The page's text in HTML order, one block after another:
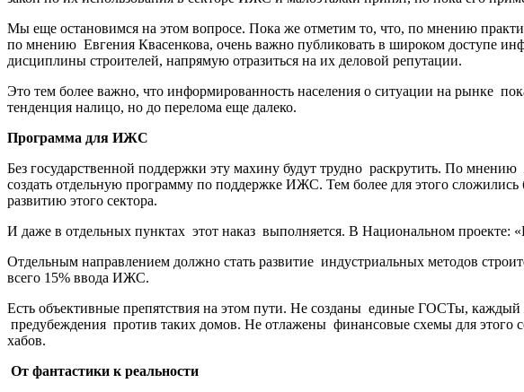
Мы еще остановимся на этом вопросе. Пока же отметим то, что, по мнению
по мнению Евгения Квасенкова, очень важно публиковать в широком доступе
дисциплины строителей, напрямую отразиться на их деловой репутации.
Это тем более важно, что информированность населения о ситуации на рынке
тенденция налицо, но до перелома еще далеко.
Программа для ИЖС
Без государственной поддержки эту махину будут трудно раскрутить. По мнению
создать отдельную программу по поддержке ИЖС. Тем более для этого
развитию этого сектора.
И даже в отдельных пунктах этот наказ выполняется. В Национальном
Отдельным направлением должно стать развитие индустриальных методов
всего 15% ввода ИЖС.
Есть объективные препятствия на этом пути. Не созданы единые ГОСТы, каждый
предубеждения против таких домов. Не отлажены финансовые схемы для этого
хабов.
От фантастики к реальности